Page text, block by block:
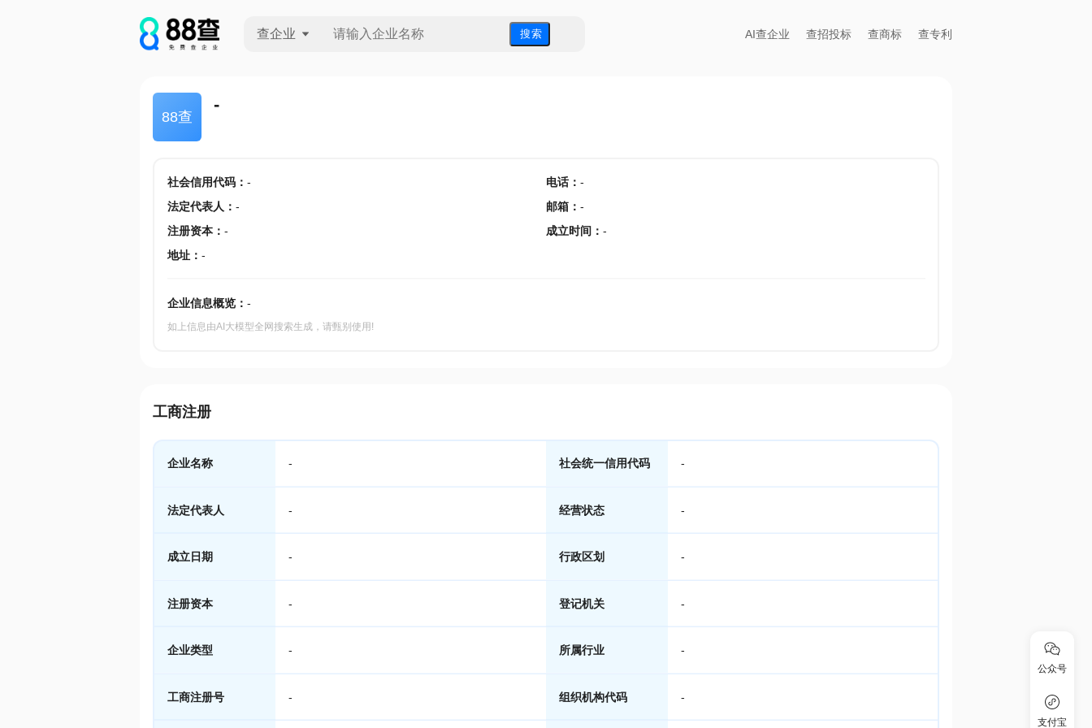
查企业 搜 索 AI查企业 查招投标 查商标 查专利
88查
-
社会信用代码： - 电话： -
法定代表人 ： - 邮箱 ： -
注册资本： - 成立时间 ： -
地址： -
企业信息概览： -
如上信息由AI大模型全网搜索生成，请甄别使用!
工商注册
企业名称 - 社会统一信用代码 -
法定代表人 - 经营状态 -
成立日期 - 行政区划 -
注册资本 - 登记机关 -
企业类型 - 所属行业 -
工商注册号 - 组织机构代码 -
公众号
支付宝